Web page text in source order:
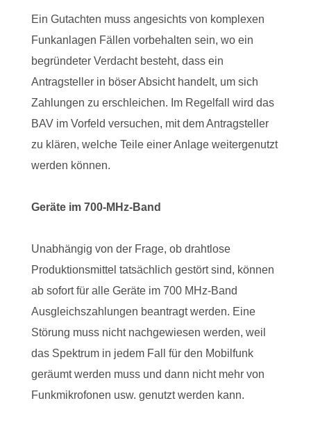
Ein Gutachten muss angesichts von komplexen
Funkanlagen Fällen vorbehalten sein, wo ein
begründeter Verdacht besteht, dass ein
Antragsteller in böser Absicht handelt, um sich
Zahlungen zu erschleichen. Im Regelfall wird das
BAV im Vorfeld versuchen, mit dem Antragsteller
zu klären, welche Teile einer Anlage weitergenutzt
werden können.
Geräte im 700-MHz-Band
Unabhängig von der Frage, ob drahtlose
Produktionsmittel tatsächlich gestört sind, können
ab sofort für alle Geräte im 700 MHz-Band
Ausgleichszahlungen beantragt werden. Eine
Störung muss nicht nachgewiesen werden, weil
das Spektrum in jedem Fall für den Mobilfunk
geräumt werden muss und dann nicht mehr von
Funkmikrofonen usw. genutzt werden kann.